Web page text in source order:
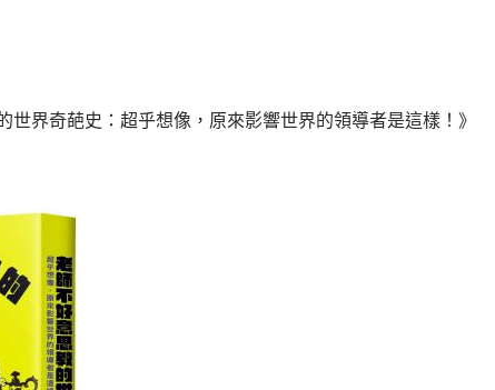
世界奇葩史：超乎想像，原來影響世界的領導者是這樣！》